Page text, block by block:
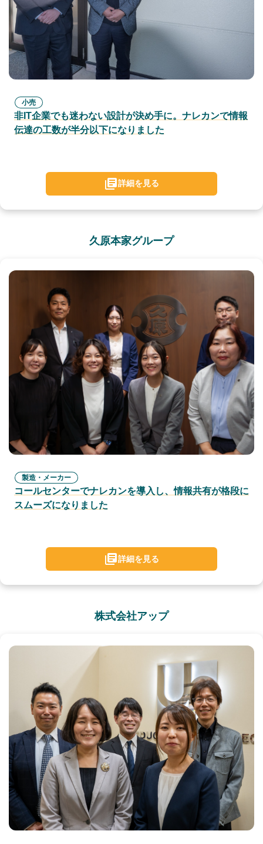
小売
非IT企業でも迷わない設計が決め手に。ナレカンで情報
伝達の工数が半分以下になりました
詳細を見る
久原本家グループ
製造・メーカー
コールセンターでナレカンを導入し、情報共有が格段に
スムーズになりました
詳細を見る
株式会社アップ